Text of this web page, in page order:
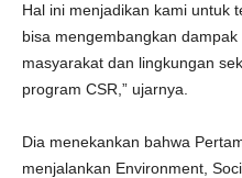
Hal ini menjadikan kami untuk
bisa mengembangkan
masyarakat dan lingkungan
program CSR,” ujarnya.
Dia menekankan bahwa
menjalankan Environment,